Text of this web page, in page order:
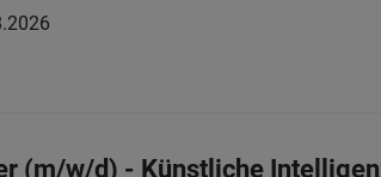
(m/w/d) - Künstliche